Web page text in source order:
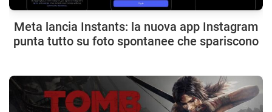
Meta lancia Instants: la nuova app Instagram
punta tutto su foto spontanee che spariscono